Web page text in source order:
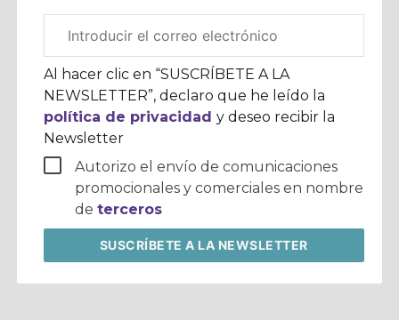
electrónico
corporativo
Al hacer clic en “SUSCRÍBETE A LA
NEWSLETTER”, declaro que he leído la
política de privacidady deseo recibir la
Newsletter
Autorizo el envío de comunicaciones
promocionales y comerciales en nombre
deterceros
SUSCRÍBETEA LA NEWSLETTER